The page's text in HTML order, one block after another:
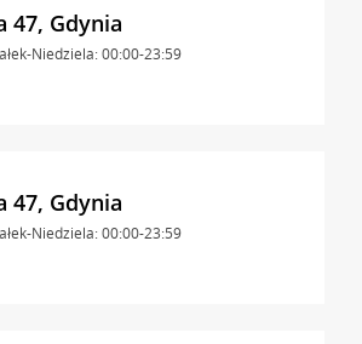
47, Gdynia
Niedziela: 00:00-23:59
47, Gdynia
Niedziela: 00:00-23:59